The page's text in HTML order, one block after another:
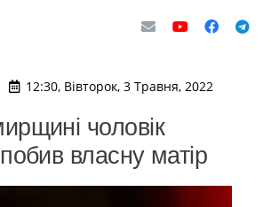
12:30, Вівторок, 3 Травня, 2022
чоловік
власну матір